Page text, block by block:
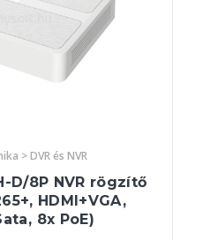
> DVR és NVR
D/8P NVR rögzítő
HDMI+VGA,
8x PoE)